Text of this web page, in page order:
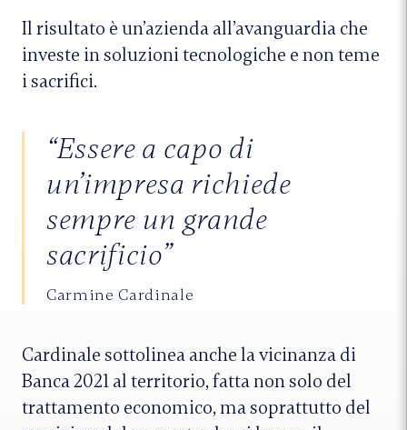
Il risultato è un’azienda all’avanguardia che
investe in soluzioni tecnologiche e non teme
i sacrifici.
“Essere a capo di
un’impresa richiede
sempre un grande
sacrificio”
Carmine Cardinale
Cardinale sottolinea anche la vicinanza di
Banca 2021 al territorio, fatta non solo del
trattamento economico, ma soprattutto del